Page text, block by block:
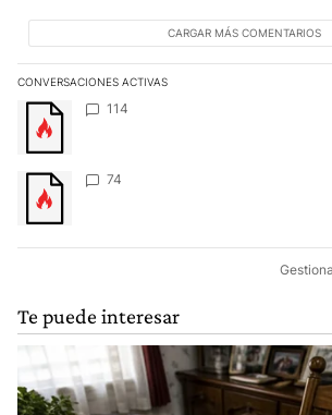
CARGAR MÁS COMENTARIOS
CONVERSACIONES ACTIVAS
Este listado muestra los artículos con más
Un artículo de tendencia con el título "" con
114
Un artículo de tendencia con el título "" con
74